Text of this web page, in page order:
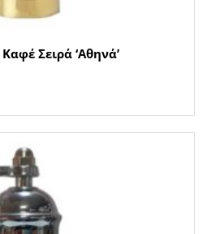
Σειρά ‘Αθηνά’